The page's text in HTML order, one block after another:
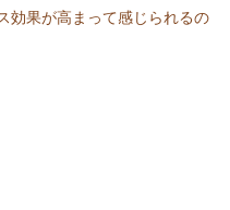
効果が高まって感じられるの